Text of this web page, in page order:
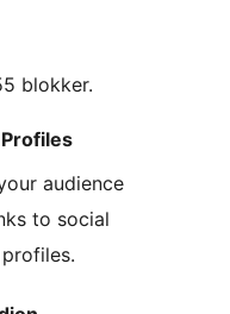
blokker.
audience
to social